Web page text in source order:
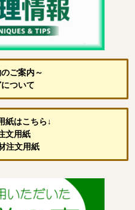
ご案内～
ついて
紙はこちら↓
文用紙
注文用紙